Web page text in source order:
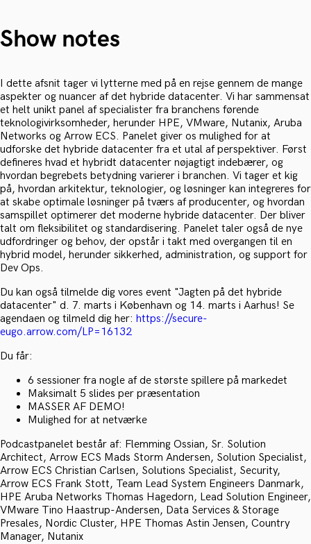
Show notes
I dette afsnit tager vi lytterne med på en rejse gennem de mange
aspekter og nuancer af det hybride datacenter. Vi har sammensat
et helt unikt panel af specialister fra branchens førende
teknologivirksomheder, herunder HPE, VMware, Nutanix, Aruba
Networks og Arrow ECS. Panelet giver os mulighed for at
udforske det hybride datacenter fra et utal af perspektiver. Først
defineres hvad et hybridt datacenter nøjagtigt indebærer, og
hvordan begrebets betydning varierer i branchen. Vi tager et kig
på, hvordan arkitektur, teknologier, og løsninger kan integreres for
at skabe optimale løsninger på tværs af producenter, og hvordan
samspillet optimerer det moderne hybride datacenter. Der bliver
talt om fleksibilitet og standardisering. Panelet taler også de nye
udfordringer og behov, der opstår i takt med overgangen til en
hybrid model, herunder sikkerhed, administration, og support for
Dev Ops.
Du kan også tilmelde dig vores event "Jagten på det hybride
datacenter" d. 7. marts i København og 14. marts i Aarhus! Se
agendaen og tilmeld dig her: https://secure-
eugo.arrow.com/LP=16132
Du får:
6 sessioner fra nogle af de største spillere på markedet
Maksimalt 5 slides per præsentation
MASSER AF DEMO!
Mulighed for at netværke
Podcastpanelet består af: Flemming Ossian, Sr. Solution
Architect, Arrow ECS Mads Storm Andersen, Solution Specialist,
Arrow ECS Christian Carlsen, Solutions Specialist, Security,
Arrow ECS Frank Stott, Team Lead System Engineers Danmark,
HPE Aruba Networks Thomas Hagedorn, Lead Solution Engineer,
VMware Tino Haastrup-Andersen, Data Services & Storage
Presales, Nordic Cluster, HPE Thomas Astin Jensen, Country
Manager, Nutanix